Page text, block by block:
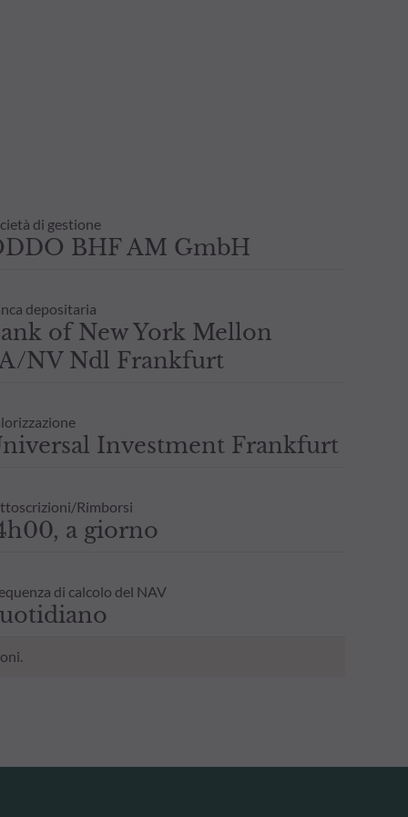
di gestione
BHF AM GmbH
depositaria
of New York Mellon
NV Ndl Frankfurt
Investment Frankfurt
Rimborsi
a giorno
di calcolo del NAV